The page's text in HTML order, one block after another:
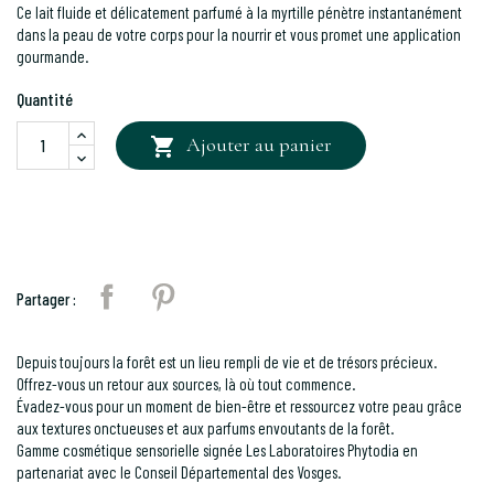
Ce lait fluide et délicatement parfumé à la myrtille pénètre instantanément
dans la peau de votre corps pour la nourrir et vous promet une application
gourmande.
Quantité
 Ajouter au panier
Partager :
Partager
Depuis toujours la forêt est un lieu rempli de vie et de trésors précieux.
Offrez-vous un retour aux sources, là où tout commence.
Évadez-vous pour un moment de bien-être et ressourcez votre peau grâce
aux textures onctueuses et aux parfums envoutants de la forêt.
Gamme cosmétique sensorielle signée Les Laboratoires Phytodia en
partenariat avec le Conseil Départemental des Vosges.